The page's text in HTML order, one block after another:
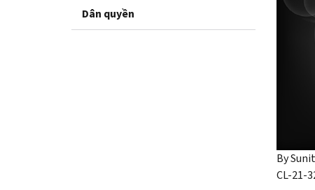
Dân quyền
By
CL-21-